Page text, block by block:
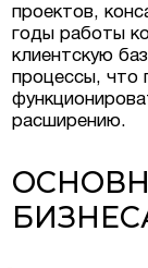
проектов,
годы работы
клиентскую
процессы, что
расширению.